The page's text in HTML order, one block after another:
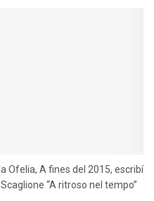
Ofelia, A fines del 2015, escribí
“A ritroso nel tempo”